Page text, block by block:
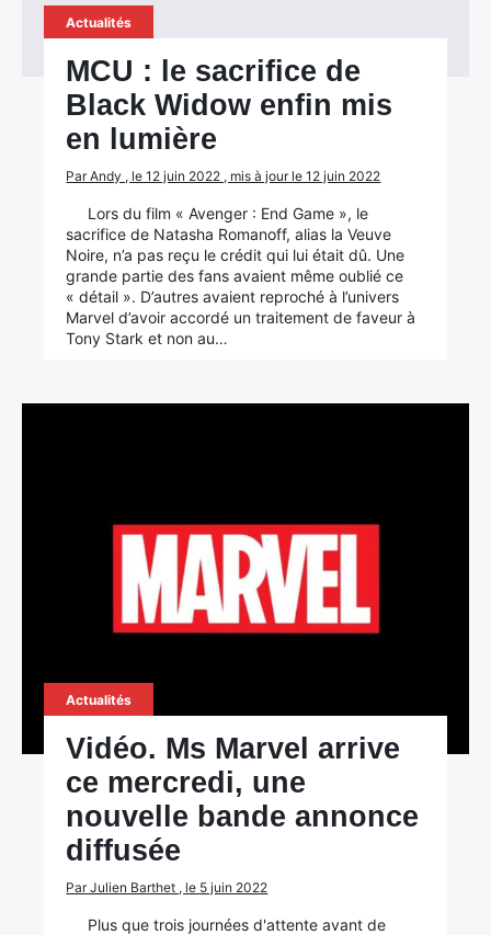
Actualités
MCU : le sacrifice de
Black Widow enfin mis
en lumière
Par Andy , le 12 juin 2022 , mis à jour le 12 juin 2022
Lors du film « Avenger : End Game », le
sacrifice de Natasha Romanoff, alias la Veuve
Noire, n’a pas reçu le crédit qui lui était dû. Une
grande partie des fans avaient même oublié ce
« détail ». D’autres avaient reproché à l’univers
Marvel d’avoir accordé un traitement de faveur à
Tony Stark et non au…
Actualités
Vidéo. Ms Marvel arrive
ce mercredi, une
nouvelle bande annonce
diffusée
Par Julien Barthet , le 5 juin 2022
Plus que trois journées d'attente avant de